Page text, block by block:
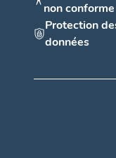
non conforme
Protection
données